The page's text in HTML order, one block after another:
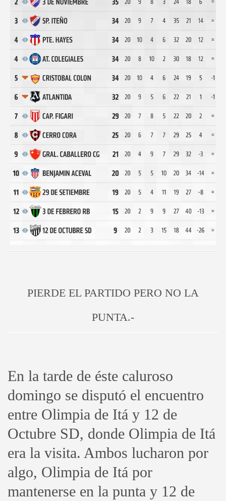
PIERDE EL PARTIDO PERO NO LA
PUNTA.-
En la tarde de éste caluroso
domingo se disputó el encuentro
entre Olimpia de Itá y 12 de
Octubre SD, donde Olimpia de Itá
era la visita. Ambos lucharon por
algo, Olimpia de Itá por
mantenerse en la punta y 12 de